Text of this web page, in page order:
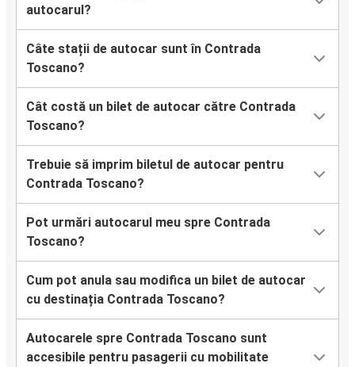
autocarul?
Câte stații de autocar sunt în Contrada
Toscano?
Cât costă un bilet de autocar către Contrada
Toscano?
Trebuie să imprim biletul de autocar pentru
Contrada Toscano?
Pot urmări autocarul meu spre Contrada
Toscano?
Cum pot anula sau modifica un bilet de autocar
cu destinația Contrada Toscano?
Autocarele spre Contrada Toscano sunt
accesibile pentru pasagerii cu mobilitate